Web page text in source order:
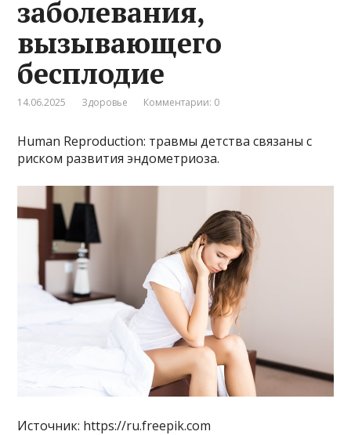
заболевания,
вызывающего
бесплодие
14.06.2025 Здоровье Комментарии: 0
Human Reproduction: травмы детства связаны с
риском развития эндометриоза.
Источник: https://ru.freepik.com